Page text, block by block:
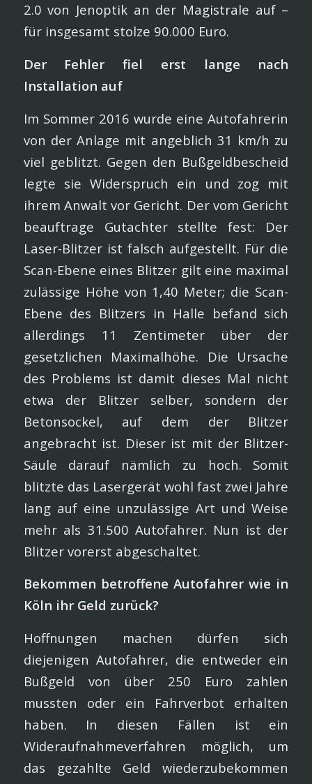
2.0 von Jenoptik an der Magistrale auf –
für insgesamt stolze 90.000 Euro.
Der Fehler fiel erst lange nach
Installation auf
Im Sommer 2016 wurde eine Autofahrerin
von der Anlage mit angeblich 31 km/h zu
viel geblitzt. Gegen den Bußgeldbescheid
legte sie Widerspruch ein und zog mit
ihrem Anwalt vor Gericht. Der vom Gericht
beauftrage Gutachter stellte fest: Der
Laser-Blitzer ist falsch aufgestellt. Für die
Scan-Ebene eines Blitzer gilt eine maximal
zulässige Höhe von 1,40 Meter; die Scan-
Ebene des Blitzers in Halle befand sich
allerdings 11 Zentimeter über der
gesetzlichen Maximalhöhe. Die Ursache
des Problems ist damit dieses Mal nicht
etwa der Blitzer selber, sondern der
Betonsockel, auf dem der Blitzer
angebracht ist. Dieser ist mit der Blitzer-
Säule darauf nämlich zu hoch. Somit
blitzte das Lasergerät wohl fast zwei Jahre
lang auf eine unzulässige Art und Weise
mehr als 31.500 Autofahrer. Nun ist der
Blitzer vorerst abgeschaltet.
Bekommen betroffene Autofahrer wie in
Köln ihr Geld zurück?
Hoffnungen machen dürfen sich
diejenigen Autofahrer, die entweder ein
Bußgeld von über 250 Euro zahlen
mussten oder ein Fahrverbot erhalten
haben. In diesen Fällen ist ein
Wideraufnahmeverfahren möglich, um
das gezahlte Geld wiederzubekommen